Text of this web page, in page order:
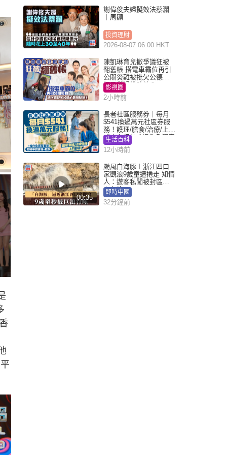
謝偉俊夫婦擬效法蔡瀾
｜周顯
投資理財
2026-08-07 06:00 HKT
陳凱琳育兒掀爭議狂被
翻舊帳 搭電車霸位再引
公關災難被批欠公德心
網民質疑扮貼地？
影視圈
2小時前
長者社區服務券｜每月
$541換過萬元社區券服
務！護理/膳食/治療/上門
或中心任揀 1條件免資產
審查（附申請資格及教
學）
生活百科
12小時前
00:35
颱風白海豚︱浙江四口
家觀浪9歲童遭捲走 知情
人：遊客私闖被封區域
︱有片
即時中國
32分鐘前